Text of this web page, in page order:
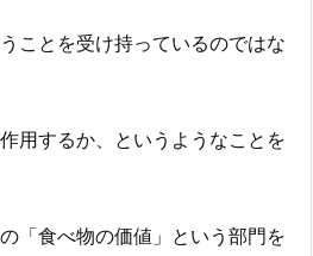
ことを受け持っているのではな
用するか、というようなことを
「食べ物の価値」という部門を